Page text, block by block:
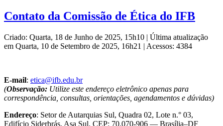
Contato da Comissão de Ética do IFB
Criado: Quarta, 18 de Junho de 2025, 15h10 | Última atualização
em Quarta, 10 de Setembro de 2025, 16h21 | Acessos: 4384
E-mail: etica@ifb.edu.br
(Observação: Utilize este endereço eletrônico apenas para
correspondência, consultas, orientações, agendamentos e dúvidas)
Endereço: Setor de Autarquias Sul, Quadra 02, Lote n.° 03,
Edifício Siderbrás, Asa Sul. CEP: 70.070-906 — Brasília–DF